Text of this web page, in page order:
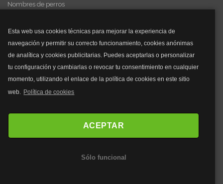
Esta web usa cookies técnicas para mejorar la experiencia de
navegación y permitir su correcto funcionamiento, cookies anónimas
de analítica y cookies publicitarias. Puedes aceptarlas o personalizar
tu configuración y cambiarlas o revocar tu consentimiento en cualquier
momento, utilizando el enlace de la política de cookies en este sitio
web. Política de cookies
ACEPTAR
Sólo funcional
Nombres de perros
y mucho más...